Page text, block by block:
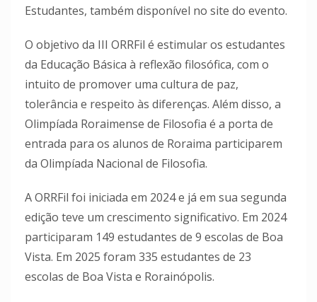
Estudantes, também disponível no site do evento.
O objetivo da III ORRFil é estimular os estudantes
da Educação Básica à reflexão filosófica, com o
intuito de promover uma cultura de paz,
tolerância e respeito às diferenças. Além disso, a
Olimpíada Roraimense de Filosofia é a porta de
entrada para os alunos de Roraima participarem
da Olimpíada Nacional de Filosofia.
A ORRFil foi iniciada em 2024 e já em sua segunda
edição teve um crescimento significativo. Em 2024
participaram 149 estudantes de 9 escolas de Boa
Vista. Em 2025 foram 335 estudantes de 23
escolas de Boa Vista e Rorainópolis.